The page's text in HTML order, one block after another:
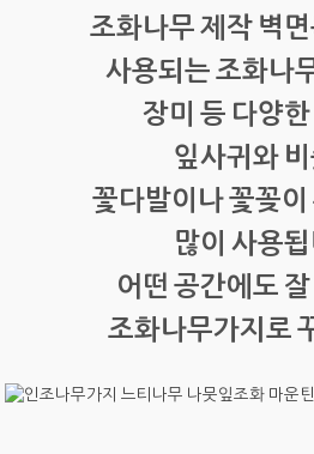
조화나무 제작 벽
사용되는 조화나
장미 등 다양
잎사귀와
꽃다발이나 꽃꽂
많이 사용
어떤 공간에도
조화나무가지로